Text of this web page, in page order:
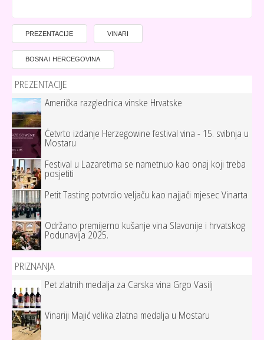
PREZENTACIJE VINARI
BOSNA I HERCEGOVINA
PREZENTACIJE
Američka razglednica vinske Hrvatske
Četvrto izdanje Herzegowine festival vina - 15. svibnja u
Mostaru
Festival u Lazaretima se nametnuo kao onaj koji treba
posjetiti
Petit Tasting potvrdio veljaču kao najjači mjesec Vinarta
Održano premijerno kušanje vina Slavonije i hrvatskog
Podunavlja 2025.
PRIZNANJA
Pet zlatnih medalja za Carska vina Grgo Vasilj
Vinariji Majić velika zlatna medalja u Mostaru